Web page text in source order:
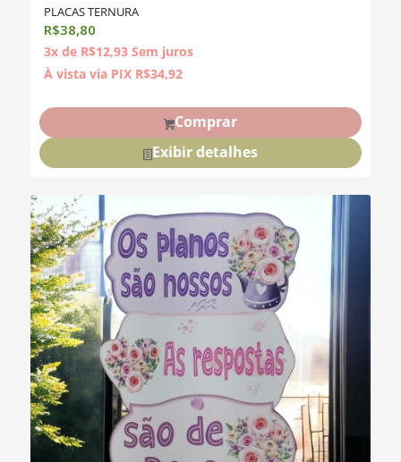
PLACAS TERNURA
R$38,80
3x de R$12,93 Sem juros
À vista via PIX R$34,92
Comprar
Exibir detalhes